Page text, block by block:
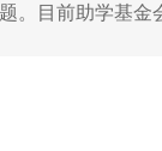
。目前助学基金